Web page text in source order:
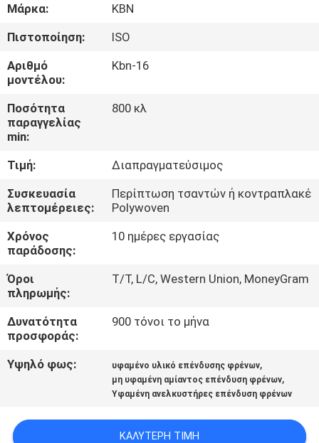
ΠΟΙΟΤΙΚΌΣ
ΈΛΕΓΧΟΣ
ΜΑΣ
ΕΛΆΤΕ
ΕΠΑΦΉ
ΜΕ
ΖΗΤΉΣΤΕ
ΑΠΌΣΠΑΣΜΑ
SITEMAP
Μάρκα:
KBN
Πιστοποίηση:
ISO
Αριθμό
μοντέλου:
Kbn-16
Ποσότητα
παραγγελίας
min:
800 κλ
Τιμή:
Διαπραγματεύσιμος
Συσκευασία
λεπτομέρειες:
Περίπτωση τσαντών ή κοντραπλακέ
Polywoven
Χρόνος
παράδοσης:
10 ημέρες εργασίας
Όροι
πληρωμής:
T/T, L/C, Western Union, MoneyGram
Δυνατότητα
προσφοράς:
900 τόνοι το μήνα
Υψηλό φως: υφαμένο υλικό επένδυσης φρένων,
μη υφαμένη αμίαντος επένδυση φρένων,
Υφαμένη ανελκυστήρες επένδυση φρένων
ΚΑΛΎΤΕΡΗ ΤΙΜΉ